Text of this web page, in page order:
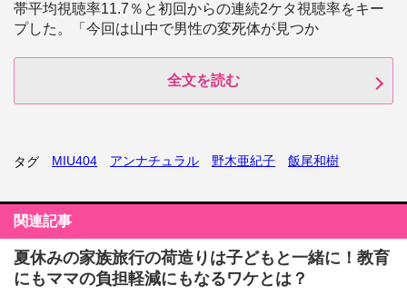
帯平均視聴率11.7％と初回からの連続2ケタ視聴率をキー
プした。「今回は山中で男性の変死体が見つか
全文を読む
タグ MIU404 アンナチュラル 野木亜紀子 飯尾和樹
関連記事
夏休みの家族旅行の荷造りは子どもと一緒に！教育
にもママの負担軽減にもなるワケとは？